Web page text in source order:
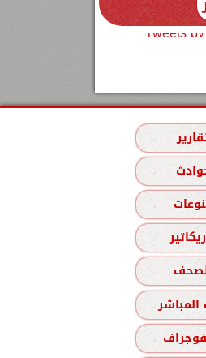
Tweets
المباشر